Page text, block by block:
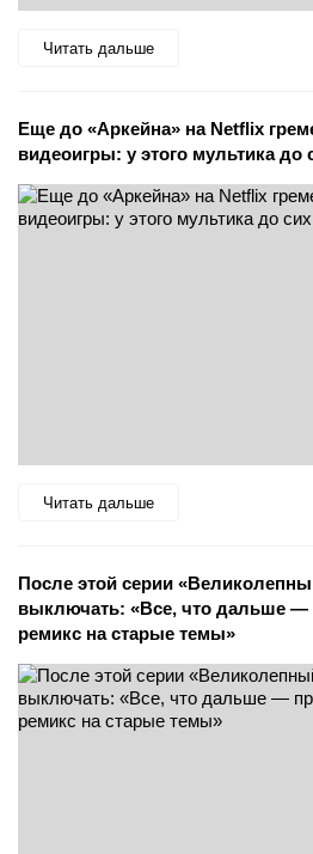
Читать дальше
Еще до «Аркейна» на Netflix
видеоигры: у этого мультика до
Читать дальше
После этой серии
выключать: «Все, что дальше —
ремикс на старые темы»